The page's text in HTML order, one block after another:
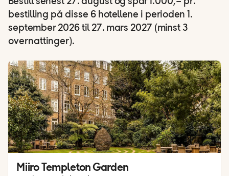
bestilling på disse 6 hotellene i perioden 1.
september 2026 til 27. mars 2027 (minst 3
overnattinger).
Miiro Templeton Garden